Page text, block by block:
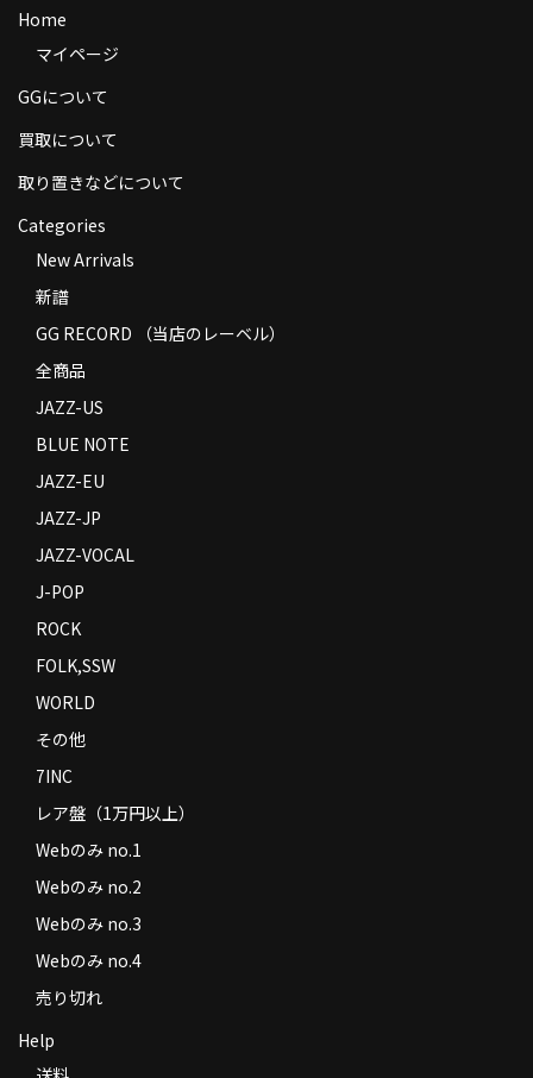
商品の発送
返品
コンディション
Privacy Policy
特定商取引法に基づく表示
Contact
Home
マイページ
GGについて
買取について
取り置きなどについて
Categories
New Arrivals
新譜
GG RECORD （当店のレーベル）
全商品
JAZZ-US
BLUE NOTE
JAZZ-EU
JAZZ-JP
JAZZ-VOCAL
J-POP
ROCK
FOLK,SSW
WORLD
その他
7INC
レア盤（1万円以上）
Webのみ no.1
Webのみ no.2
Webのみ no.3
Webのみ no.4
売り切れ
Help